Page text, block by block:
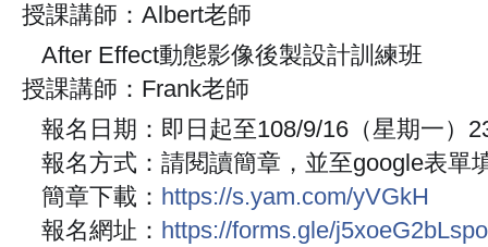
授課講師：Albert老師
After Effect動態影像後製設計訓練班
授課講師：Frank老師
報名日期：即日起至108/9/16（星期一）
報名方式：請閱讀簡章，並至google表單
簡章下載： https://s.yam.com/yVGkH
報名網址： https://forms.gle/